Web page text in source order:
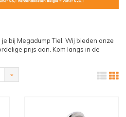
bij Megadump Tiel. Wij bieden onze
prijs aan. Kom langs in de